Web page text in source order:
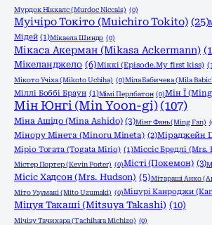
Мурдок Ніккалс (Murdoc Niccals) (0)
Муічіро Токіто (Muichiro Tokito) (25)
Мідей (1)Мікаела Шиндо (0)
Мікаса Акерман (Mikasa Ackermann)
Мікеланджело (6)Міккі (Episode.My first kiss)
Мікото Учіха (Mikoto Uchiha) (0)Міла Бабичева (Mila
Міллі Боббі Браун (1)Мімі Перлбатон (0)Мін Ї
Мін Юнгі (Min Yoon-gi) (107)
Міна Ашідо (Mina Ashido) (3)Мінг Фань (Ming Fan)
Мінору Мінета (Minoru Mineta) (2)Міраджейн
Міріо Тогата (Togata Mirio) (1)Міссіс Бредлі (Mrs.
Містер Портер (Kevin Porter) (0)Місті (Покемон) (3)
Місіс Хадсон (Mrs. Hudson) (5)Мітараші Анко
Міто Узумакі (Mito Uzumaki) (0)Міцурі Канроджи
Міцуя Такаші (Mitsuya Takashi) (10)
Мічізу Тачихара (Tachihara Michizo) (0)